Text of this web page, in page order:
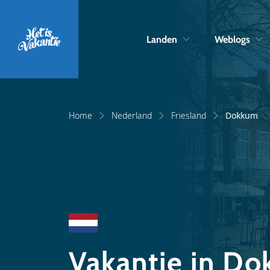
Landen Weblogs
Home Nederland Friesland Dokkum
Vakantie in